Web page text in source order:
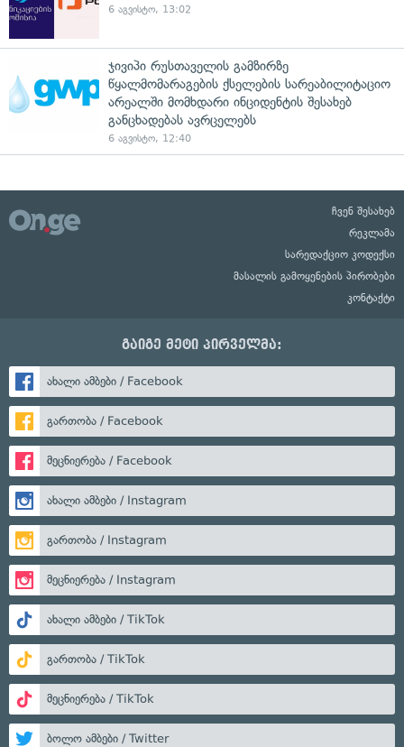
6 აგვისტო, 13:02
ჯივიპი რუსთაველის გამზირზე
წყალმომარაგების ქსელების სარეაბილიტაციო
არეალში მომხდარი ინციდენტის შესახებ
განცხადებას ავრცელებს
6 აგვისტო, 12:40
ჩვენ შესახებ
რეკლამა
სარედაქციო კოდექსი
მასალის გამოყენების პირობები
კონტაქტი
გაიგე მეტი პირველმა:
ახალი ამბები / Facebook
გართობა / Facebook
მეცნიერება / Facebook
ახალი ამბები / Instagram
გართობა / Instagram
მეცნიერება / Instagram
ახალი ამბები / TikTok
გართობა / TikTok
მეცნიერება / TikTok
ბოლო ამბები / Twitter